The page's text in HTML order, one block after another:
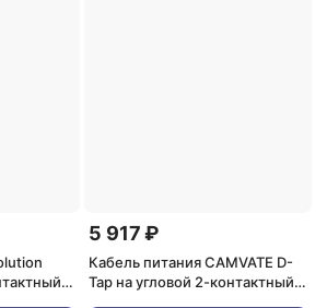
5 917 ₽
Кабель питания CAMVATE D-
Tap на угловой 2-контактный